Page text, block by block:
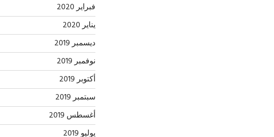
فبراير 2020
يناير 2020
ديسمبر 2019
نوفمبر 2019
أكتوبر 2019
سبتمبر 2019
أغسطس 2019
يوليو 2019